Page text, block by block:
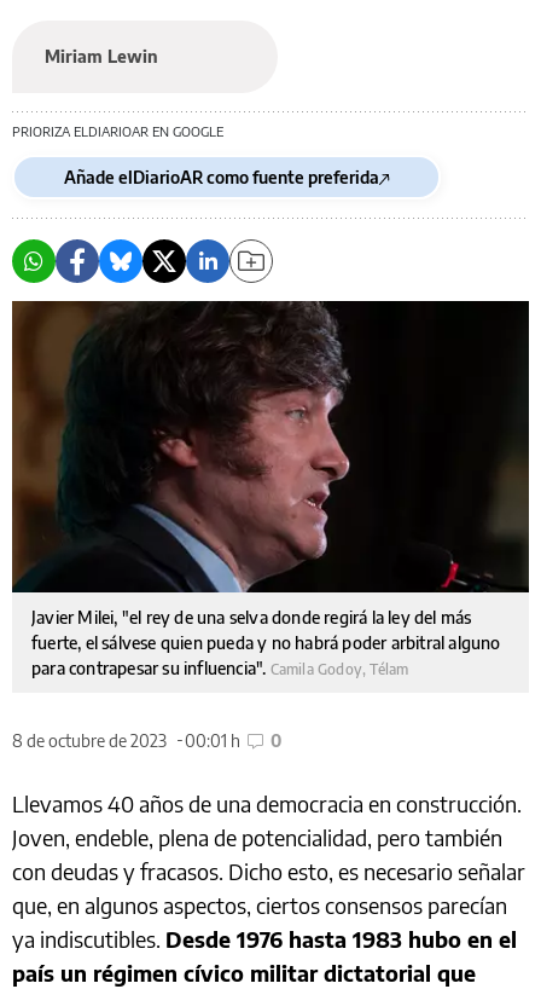
Miriam Lewin
PRIORIZA ELDIARIOAR EN GOOGLE
Añade elDiarioAR como fuente preferida
Javier Milei, "el rey de una selva donde regirá la ley del más
fuerte, el sálvese quien pueda y no habrá poder arbitral alguno
para contrapesar su influencia". Camila Godoy, Télam
8 de octubre de 2023 00:01 h 0
Llevamos 40 años de una democracia en construcción.
Joven, endeble, plena de potencialidad, pero también
con deudas y fracasos. Dicho esto, es necesario señalar
que, en algunos aspectos, ciertos consensos parecían
ya indiscutibles. Desde 1976 hasta 1983 hubo en el
país un régimen cívico militar dictatorial que